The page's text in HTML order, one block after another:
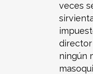
veces
director
ningún